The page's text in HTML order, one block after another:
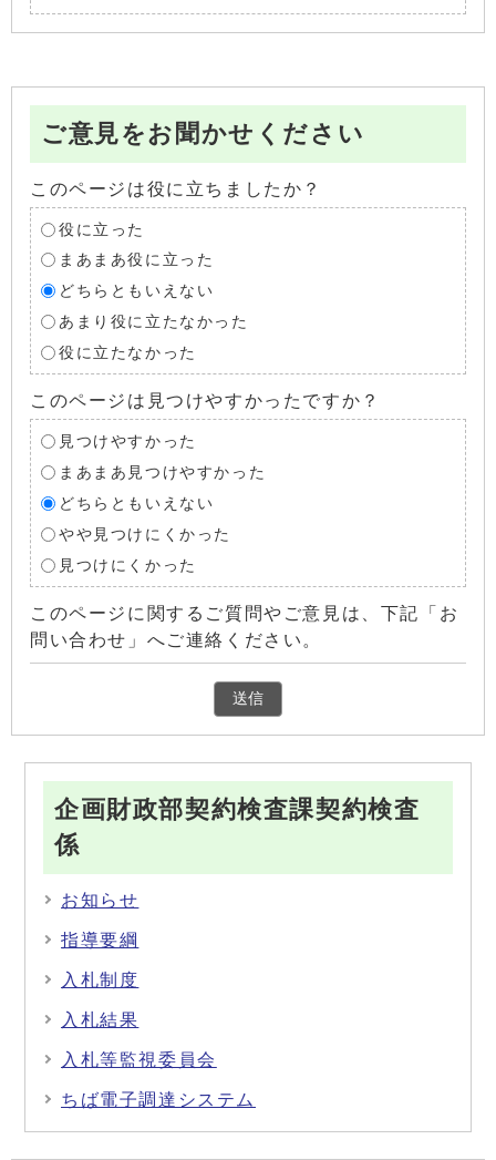
ご意見をお聞かせください
このページは役に立ちましたか？
役に立った
まあまあ役に立った
どちらともいえない
あまり役に立たなかった
役に立たなかった
このページは見つけやすかったですか？
見つけやすかった
まあまあ見つけやすかった
どちらともいえない
やや見つけにくかった
見つけにくかった
このページに関するご質問やご意見は、下記「お
問い合わせ」へご連絡ください。
企画財政部契約検査課契約検査
係
お知らせ
指導要綱
入札制度
入札結果
入札等監視委員会
ちば電子調達システム